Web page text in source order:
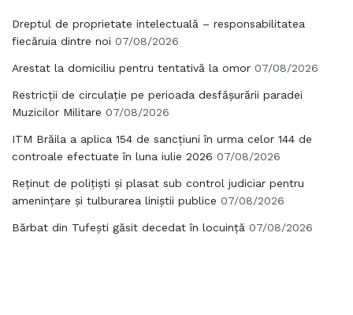
Dreptul de proprietate intelectuală – responsabilitatea
fiecăruia dintre noi 07/08/2026
Arestat la domiciliu pentru tentativă la omor 07/08/2026
Restricții de circulație pe perioada desfășurării paradei
Muzicilor Militare 07/08/2026
ITM Brăila a aplica 154 de sancțiuni în urma celor 144 de
controale efectuate în luna iulie 2026 07/08/2026
Reținut de polițiști și plasat sub control judiciar pentru
amenințare și tulburarea liniștii publice 07/08/2026
Bărbat din Tufești găsit decedat în locuință 07/08/2026